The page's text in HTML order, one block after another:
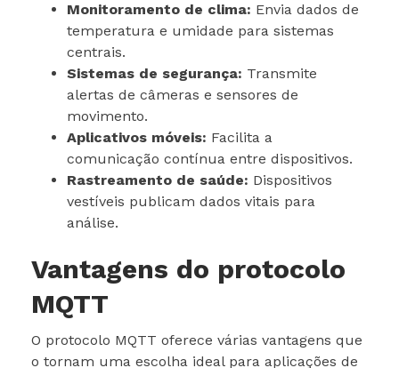
Monitoramento de clima: Envia dados de
temperatura e umidade para sistemas
centrais.
Sistemas de segurança: Transmite
alertas de câmeras e sensores de
movimento.
Aplicativos móveis: Facilita a
comunicação contínua entre dispositivos.
Rastreamento de saúde: Dispositivos
vestíveis publicam dados vitais para
análise.
Vantagens do protocolo
MQTT
O protocolo MQTT oferece várias vantagens que
o tornam uma escolha ideal para aplicações de